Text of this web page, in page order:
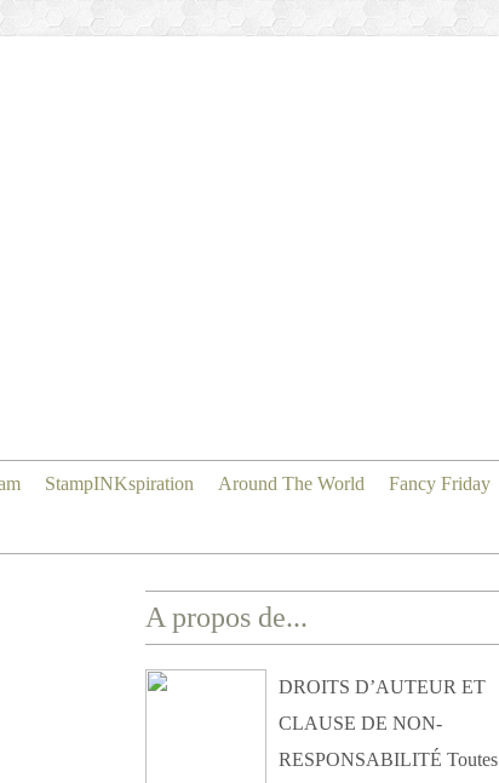
StampINKspiration Around The World Fancy Friday
A propos de...
DROITS D’AUTEUR ET
CLAUSE DE NON-
RESPONSABILITÉ Toutes